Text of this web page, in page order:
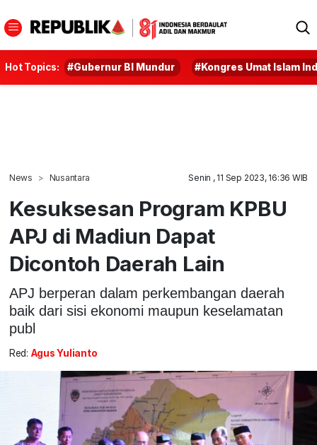
Hot Topics: #Gubernur BI Mundur #Kongres Umat Islam
News Nusantara Senin , 11 Sep 2023, 16:36 WIB
Kesuksesan Program KPBU
APJ di Madiun Dapat
Dicontoh Daerah Lain
APJ berperan dalam perkembangan daerah
baik dari sisi ekonomi maupun keselamatan
publ
Red: Agus Yulianto